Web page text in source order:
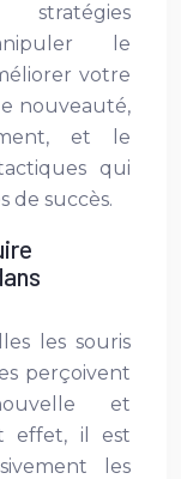
le
votre
nouveauté,
et le
qui
de succès.
les souris
perçoivent
et
effet, il est
les